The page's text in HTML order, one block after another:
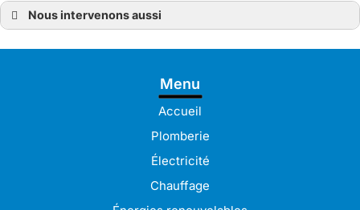
Nous intervenons aussi
Rénovation de salle de bains à Paimpol
Rénovation de salle de bains à Pordic
Rénovation de salle de bains à Binic-Étables-sur-Mer
Rénovation de salle de bains à Guingamp
Rénovation de salle de bains à Pabu
Rénovation de salle de bains à Lamballe
Rénovation de salle de bains à Pleudaniel
Rénovation de salle de bains à Langueux
Rénovation de salle de bains à Perros-Guirec
Rénovation de salle de bains à Plérin
Menu
Accueil
Plomberie
Électricité
Chauffage